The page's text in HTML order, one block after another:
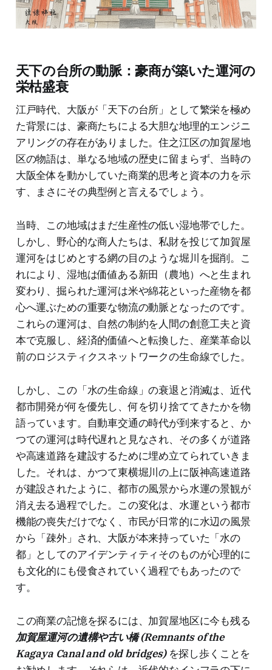
天下の台所の動脈：豪商が築いた運河の
栄枯盛衰
江戸時代、大阪が「天下の台所」として繁栄を極め
た背景には、豪商たちによる大胆な地理的エンジニ
アリングの存在がありました。住之江区の加賀屋地
区の物語は、単なる地域の歴史に留まらず、当時の
大阪全体を動かしていた商業的思考と資本の力を示
す、まさにその典型例と言えるでしょう。
当時、この地域はまだ生産性の低い湿地帯でした。
しかし、野心的な商人たちは、私財を投じて加賀屋
運河をはじめとする網の目のような堀川を掘削。こ
れにより、湿地は価値ある新田（農地）へと生まれ
変わり、掘られた運河は米や綿花といった産物を都
心へ運ぶための重要な物流の動脈となったのです。
これらの運河は、自然の制約を人間の創意工夫と資
本で克服し、経済的価値へと転換した、産業革命以
前のロジスティクスネットワークの生命線でした。
しかし、この「水の生命線」の衰退と消滅は、近代
都市開発が何を優先し、何を切り捨ててきたかを物
語っています。自動車交通の時代が到来すると、か
つての運河は時代遅れと見なされ、その多くが道路
や高速道路を建設するために埋め立てられていきま
した。それは、かつて東横堀川の上に阪神高速道路
が建設されたように、都市の風景から水運の景観が
消え去る過程でした。この変化は、水運という都市
機能の喪失だけでなく、市民が日常的に水辺の風景
から「疎外」され、大阪が本来持っていた「水の
都」としてのアイデンティティそのものが心理的に
も文化的にも侵食されていく過程でもあったので
す。
この商業の記憶を探るには、加賀屋地区に今も残る
加賀屋運河の遺構や古い橋 (Remnants of the
Kagaya Canal and old bridges)を探し歩くことを